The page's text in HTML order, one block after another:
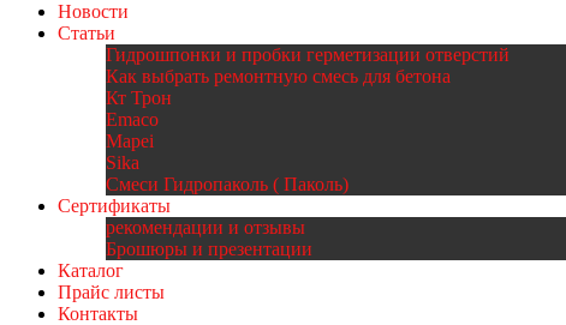
Новости
Статьи
Гидрошпонки и пробки герметизации отверстий
Как выбрать ремонтную смесь для бетона
Кт Трон
Emaco
Mapei
Sika
Смеси Гидропаколь ( Паколь)
Сертификаты
рекомендации и отзывы
Брошюры и презентации
Каталог
Прайс листы
Контакты